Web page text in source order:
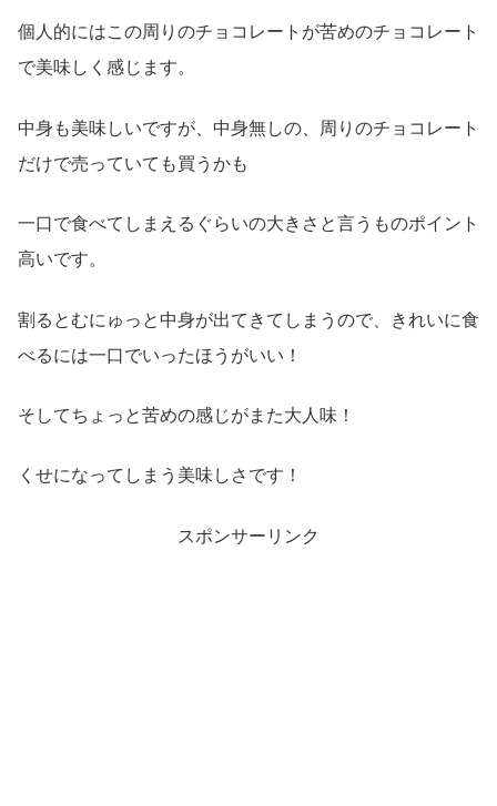
個人的にはこの周りのチョコレートが苦めのチョコレート
で美味しく感じます。
中身も美味しいですが、中身無しの、周りのチョコレート
だけで売っていても買うかも
一口で食べてしまえるぐらいの大きさと言うものポイント
高いです。
割るとむにゅっと中身が出てきてしまうので、きれいに食
べるには一口でいったほうがいい！
そしてちょっと苦めの感じがまた大人味！
くせになってしまう美味しさです！
スポンサーリンク